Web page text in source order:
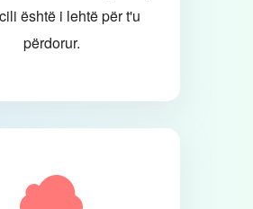
është i lehtë për t'u
përdorur.